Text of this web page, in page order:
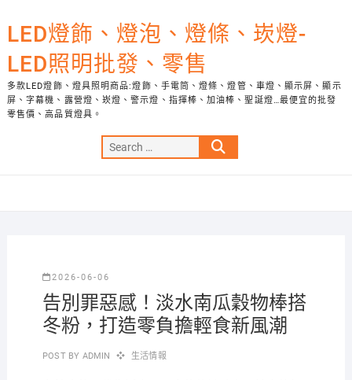
to
content
LED燈飾、燈泡、燈條、崁燈-
LED照明批發、零售
多款LED燈飾、燈具照明商品:燈飾、手電筒、燈條、燈管、車燈、顯示屏、顯示
屏、字幕機、露營燈、崁燈、警示燈、指揮棒、加油棒、聖誕燈…最便宜的批發
零售價、高品質燈具。
Search
…
2026-06-06
告別罪惡感！淡水南瓜穀物棒搭
冬粉，打造零負擔輕食新風潮
POST BY ADMIN 生活情報